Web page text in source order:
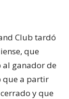
Club tardó
que
al ganador de
que a partir
y que